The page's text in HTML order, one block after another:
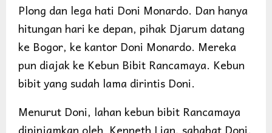
Plong dan lega hati Doni Monardo. Dan hanya
hitungan hari ke depan, pihak Djarum datang
ke Bogor, ke kantor Doni Monardo. Mereka
pun diajak ke Kebun Bibit Rancamaya. Kebun
bibit yang sudah lama dirintis Doni.
Menurut Doni, lahan kebun bibit Rancamaya